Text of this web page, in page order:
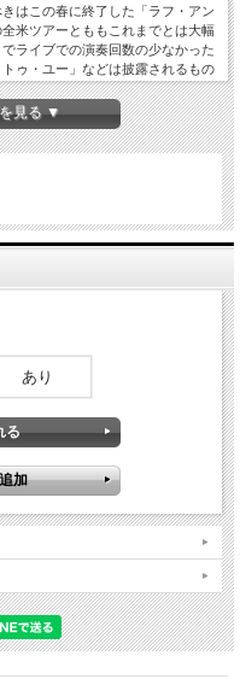
はこの春に終了した「ラフ・アン
米ツアーとももこれまでとは大幅
ライブでの演奏回数の少なかった
ゥ・ユー」などは披露されるもの
代表ナンバーが増えているのは嬉
ミネアポリスで行われた、今年
ム・エイド』でのライブを、
リティー、プロショット映像に
像で、ジョン・メレンキャンプの
い貴重なプロショット映像であ
レオにて。 CD : 1. Masters Of
Wind/5. To Ramona/6. Early
All Up To You/9. All Along The
Row/12. Love Sick/13.
MUSIC FESTIVAL 2025 :
USA September 19th 2025
The Watchtower/3. I Can Tell/4. To
It's All Right FARM AID 2025
USA September 20th 2025 :
Stereo time 23min Bob Dylan -
/ Doug Lancio - guitar / Tony
見る ▼
あり